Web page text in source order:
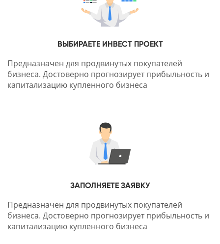
ВЫБИРАЕТЕ ИНВЕСТ ПРОЕКТ
Предназначен для продвинутых покупателей
бизнеса. Достоверно прогнозирует прибыльность и
капитализацию купленного бизнеса
ЗАПОЛНЯЕТЕ ЗАЯВКУ
Предназначен для продвинутых покупателей
бизнеса. Достоверно прогнозирует прибыльность и
капитализацию купленного бизнеса